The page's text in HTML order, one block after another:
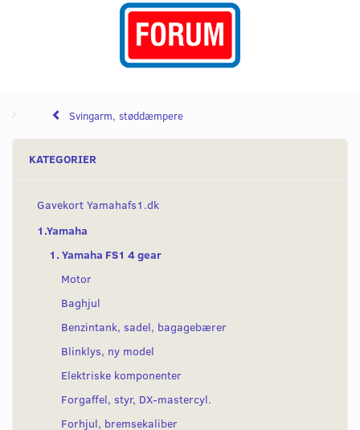
Svingarm, støddæmpere
KATEGORIER
Gavekort Yamahafs1.dk
1.Yamaha
1. Yamaha FS1 4 gear
Motor
Baghjul
Benzintank, sadel, bagagebærer
Blinklys, ny model
Elektriske komponenter
Forgaffel, styr, DX-mastercyl.
Forhjul, bremsekaliber